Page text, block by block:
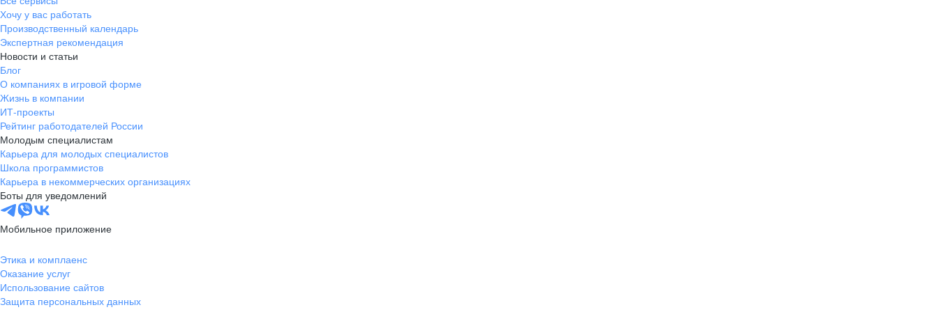
Хочу у вас работать
Производственный календарь
Экспертная рекомендация
Новости и статьи
Блог
О компаниях в игровой форме
Жизнь в компании
ИТ-проекты
Рейтинг работодателей России
Молодым специалистам
Карьера для молодых специалистов
Школа программистов
Карьера в некоммерческих организациях
Боты для уведомлений
Мобильное приложение
Этика и комплаенс
Оказание услуг
Использование сайтов
Защита персональных данных